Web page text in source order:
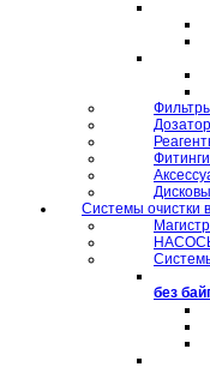
Системы очистки
без